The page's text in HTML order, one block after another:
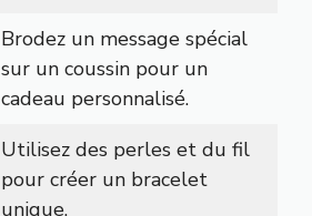
Brodez un message spécial
sur un coussin pour un
cadeau personnalisé.
Utilisez des perles et du fil
pour créer un bracelet
unique.